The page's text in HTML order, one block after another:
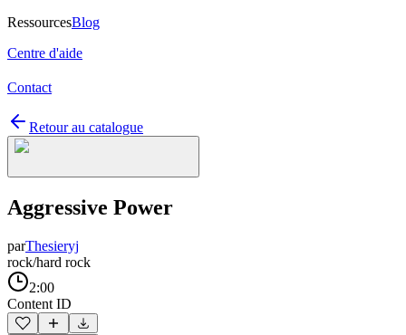
RessourcesBlog
Centre d'aide
Contact
Retour au catalogue
Aggressive Power
parThesieryj
rock/hard rock
2:00
Content ID